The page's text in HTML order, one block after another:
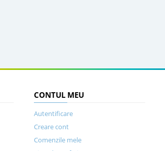
CONTUL MEU
Autentificare
Creare cont
Comenzile mele